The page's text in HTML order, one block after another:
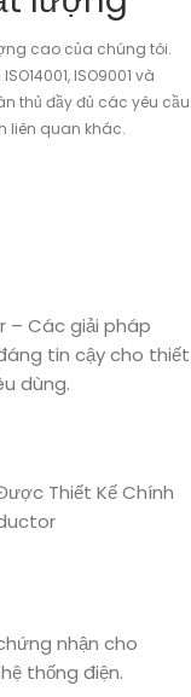
cao của chúng tôi.
ISO9001 và
thủ đầy đủ các yêu cầu
liên quan khác.
– Các giải pháp
tin cậy cho thiết
dùng.
Thiết Kế Chính
nhận cho
thống điện.